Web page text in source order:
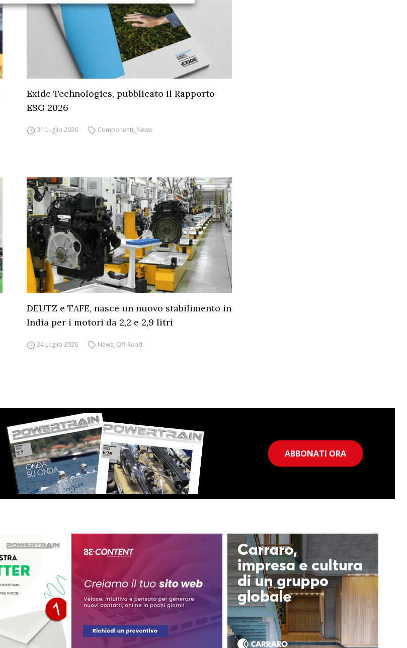
Exide Technologies, pubblicato il Rapporto
ESG 2026
31 Luglio 2026 Componenti, News
DEUTZ e TAFE, nasce un nuovo stabilimento in
India per i motori da 2,2 e 2,9 litri
24 Luglio 2026 News, Off-Road
ABBONATI ORA